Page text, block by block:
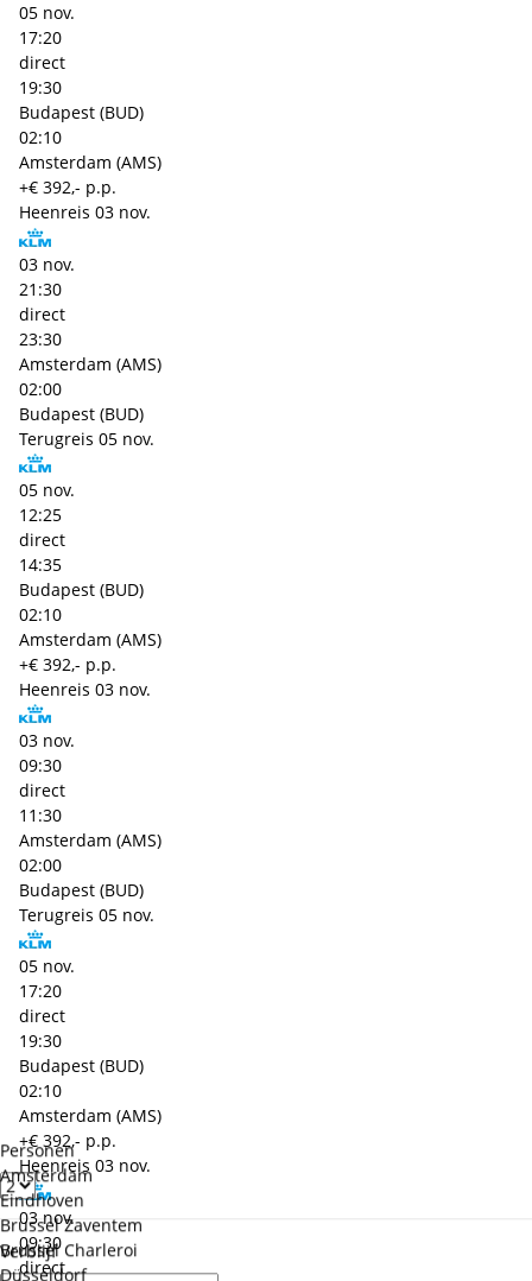
Personen
Verblijf
Amsterdam
Eindhoven
Brussel Zaventem
Brussel Charleroi
Düsseldorf
05 nov.
17:20
direct
19:30
Budapest (BUD)
02:10
Amsterdam (AMS)
+€ 392,- p.p.
Heenreis 03 nov.
03 nov.
21:30
direct
23:30
Amsterdam (AMS)
02:00
Budapest (BUD)
Terugreis 05 nov.
05 nov.
12:25
direct
14:35
Budapest (BUD)
02:10
Amsterdam (AMS)
+€ 392,- p.p.
Heenreis 03 nov.
03 nov.
09:30
direct
11:30
Amsterdam (AMS)
02:00
Budapest (BUD)
Terugreis 05 nov.
05 nov.
17:20
direct
19:30
Budapest (BUD)
02:10
Amsterdam (AMS)
+€ 392,- p.p.
Heenreis 03 nov.
03 nov.
09:30
direct